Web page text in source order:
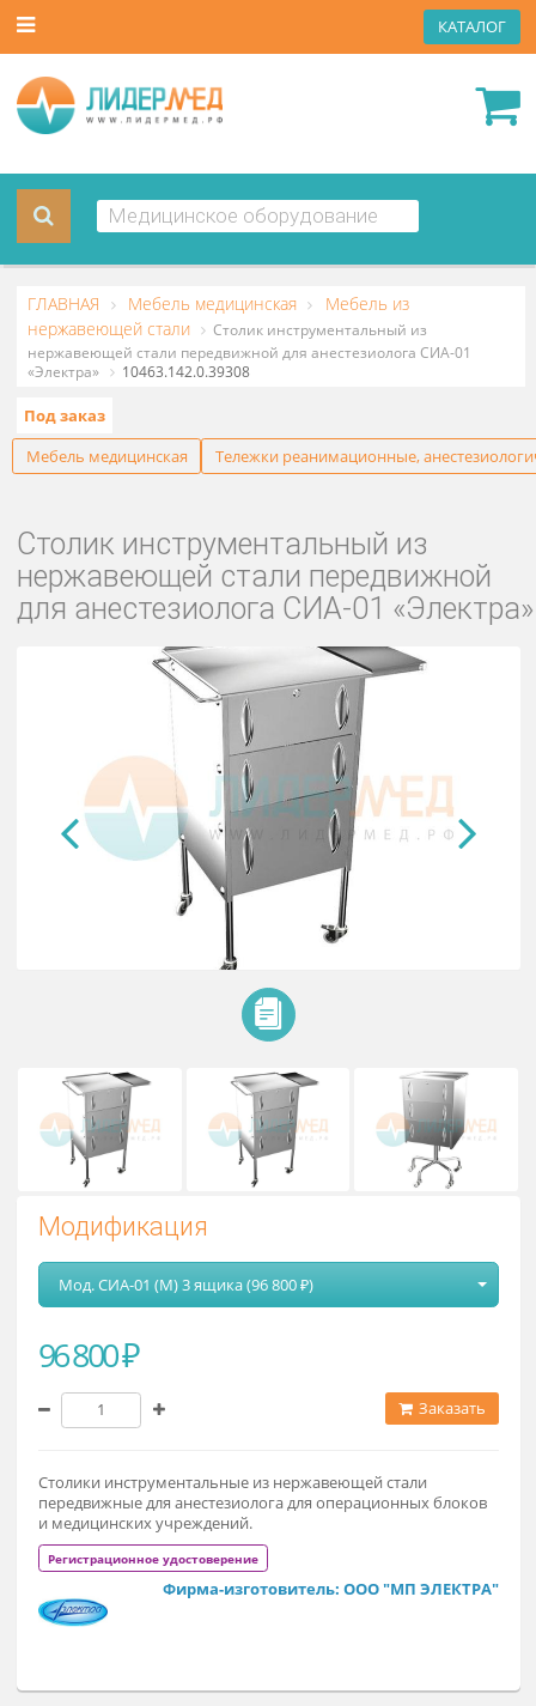
ГЛАВНАЯ Мебель медицинская
Мебель из
нержавеющей стали
Столик инструментальный из
«Электра»
Под заказ
Столик инструментальный из
нержавеющей стали
для анестезиолога СИА-01
Модификация
Мод. СИА-01 (М) 3 ящика (96 800 ₽)
96 800 ₽
и медицинских учреждений.